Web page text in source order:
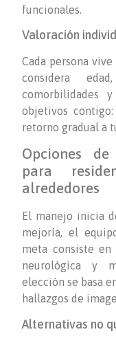
funcionales.
Valoración
Cada persona
considera
comorbilidades
objetivos
retorno gradual a
Opciones
para
alrededores
El manejo inicia
mejoría, el
meta consiste
neurológica y
elección se basa
hallazgos de
Alternativas no